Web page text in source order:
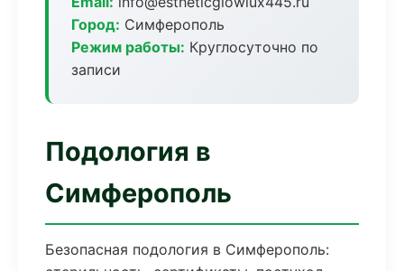
Город: Симферополь
Режим работы: Круглосуточно по
записи
Подология в
Симферополь
Безопасная подология в Симферополь: